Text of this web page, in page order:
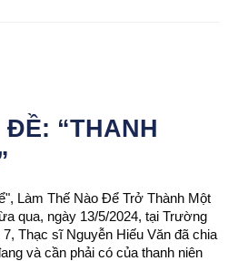
ĐỀ: “THANH
Làm Thế Nào Để Trở Thành Một
qua, ngày 13/5/2024, tại Trường
Thạc sĩ Nguyễn Hiếu Văn đã chia
và cần phải có của thanh niên